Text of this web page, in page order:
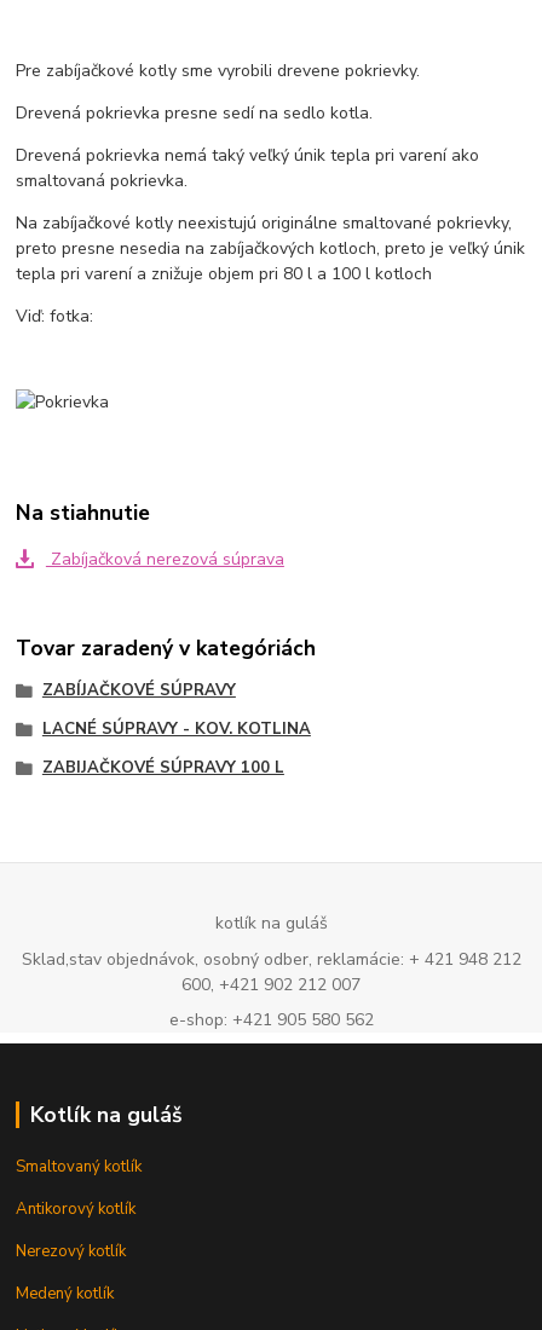
Pre zabíjačkové kotly sme vyrobili drevene pokrievky.
Drevená pokrievka presne sedí na sedlo kotla.
Drevená pokrievka nemá taký veľký únik tepla pri varení ako
smaltovaná pokrievka.
Na zabíjačkové kotly neexistujú originálne smaltované pokrievky,
preto presne nesedia na zabíjačkových kotloch, preto je veľký únik
tepla pri varení a znižuje objem pri 80 l a 100 l kotloch
Viď: fotka:
Na stiahnutie
Zabíjačková nerezová súprava
Tovar zaradený v kategóriách
ZABÍJAČKOVÉ SÚPRAVY
LACNÉ SÚPRAVY - KOV. KOTLINA
ZABIJAČKOVÉ SÚPRAVY 100 L
kotlík na guláš
Sklad,stav objednávok, osobný odber, reklamácie: + 421 948 212
600, +421 902 212 007
e-shop: +421 905 580 562
Kotlík na guláš
Smaltovaný kotlík
Antikorový kotlík
Nerezový kotlík
Medený kotlík